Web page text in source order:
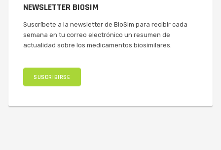
NEWSLETTER BIOSIM
Suscríbete a la newsletter de BioSim para recibir cada
semana en tu correo electrónico un resumen de
actualidad sobre los medicamentos biosimilares.
SUSCRIBIRSE